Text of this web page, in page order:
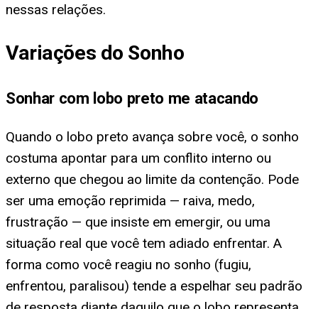
nessas relações.
Variações do Sonho
Sonhar com lobo preto me atacando
Quando o lobo preto avança sobre você, o sonho
costuma apontar para um conflito interno ou
externo que chegou ao limite da contenção. Pode
ser uma emoção reprimida — raiva, medo,
frustração — que insiste em emergir, ou uma
situação real que você tem adiado enfrentar. A
forma como você reagiu no sonho (fugiu,
enfrentou, paralisou) tende a espelhar seu padrão